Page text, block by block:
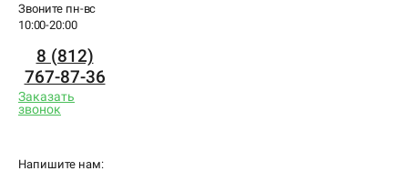
Звоните пн-вс
10:00-20:00
8 (812)
767-87-36
Заказать
звонок
Напишите нам: